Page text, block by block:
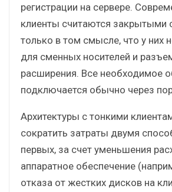
регистрации на сервере.
клиенты считаются закрытыми
только в том смысле, что у них
для сменных носителей и
расширения. Все необходимое
подключается обычно через
Архитектуры с тонкими
сократить затраты двумя
первых, за счет уменьшения
аппаратное обеспечение
отказа от жестких дисков на